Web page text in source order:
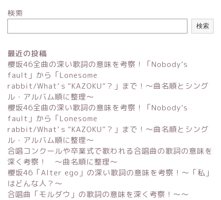
検索
検索
最近の投稿
櫻坂46全曲の深い歌詞の意味を考察！「Nobody’s
fault」から「Lonesome
rabbit/What’ｓ”KAZOKU”？」まで！〜曲名順とシング
ル・アルバム順に整理～
櫻坂46全曲の深い歌詞の意味を考察！「Nobody’s
fault」から「Lonesome
rabbit/What’ｓ”KAZOKU”？」まで！〜曲名順とシング
ル・アルバム順に整理～
合唱コンクールや卒業式で歌われる合唱曲の歌詞の意味を
深く考察！ 〜曲名順に整理〜
櫻坂46「Alter ego」の深い歌詞の意味を考察！〜「私」
はどんな人？～
合唱曲「モルダウ」の歌詞の意味を深く考察！〜〜